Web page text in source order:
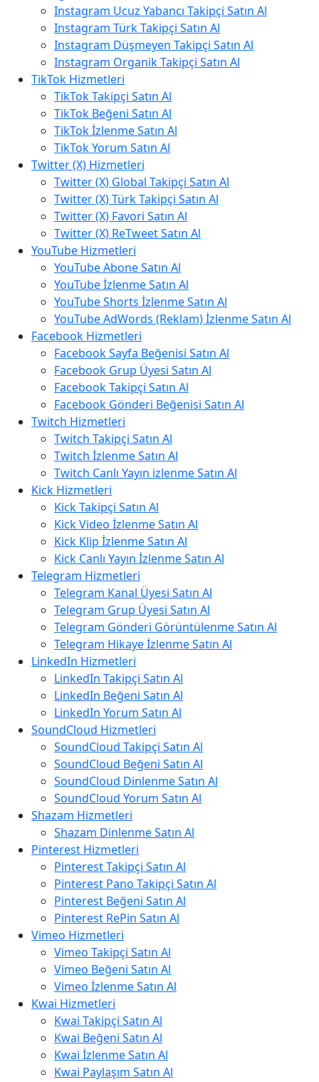
Instagram Ucuz Yabancı Takipçi Satın Al
Instagram Türk Takipçi Satın Al
Instagram Düşmeyen Takipçi Satın Al
Instagram Organik Takipçi Satın Al
TikTok Hizmetleri
TikTok Takipçi Satın Al
TikTok Beğeni Satın Al
TikTok İzlenme Satın Al
TikTok Yorum Satın Al
Twitter (X) Hizmetleri
Twitter (X) Global Takipçi Satın Al
Twitter (X) Türk Takipçi Satın Al
Twitter (X) Favori Satın Al
Twitter (X) ReTweet Satın Al
YouTube Hizmetleri
YouTube Abone Satın Al
YouTube İzlenme Satın Al
YouTube Shorts İzlenme Satın Al
YouTube AdWords (Reklam) İzlenme Satın Al
Facebook Hizmetleri
Facebook Sayfa Beğenisi Satın Al
Facebook Grup Üyesi Satın Al
Facebook Takipçi Satın Al
Facebook Gönderi Beğenisi Satın Al
Twitch Hizmetleri
Twitch Takipçi Satın Al
Twitch İzlenme Satın Al
Twitch Canlı Yayın izlenme Satın Al
Kick Hizmetleri
Kick Takipçi Satın Al
Kick Video İzlenme Satın Al
Kick Klip İzlenme Satın Al
Kick Canlı Yayın İzlenme Satın Al
Telegram Hizmetleri
Telegram Kanal Üyesi Satın Al
Telegram Grup Üyesi Satın Al
Telegram Gönderi Görüntülenme Satın Al
Telegram Hikaye İzlenme Satın Al
LinkedIn Hizmetleri
LinkedIn Takipçi Satın Al
LinkedIn Beğeni Satın Al
LinkedIn Yorum Satın Al
SoundCloud Hizmetleri
SoundCloud Takipçi Satın Al
SoundCloud Beğeni Satın Al
SoundCloud Dinlenme Satın Al
SoundCloud Yorum Satın Al
Shazam Hizmetleri
Shazam Dinlenme Satın Al
Pinterest Hizmetleri
Pinterest Takipçi Satın Al
Pinterest Pano Takipçi Satın Al
Pinterest Beğeni Satın Al
Pinterest RePin Satın Al
Vimeo Hizmetleri
Vimeo Takipçi Satın Al
Vimeo Beğeni Satın Al
Vimeo İzlenme Satın Al
Kwai Hizmetleri
Kwai Takipçi Satın Al
Kwai Beğeni Satın Al
Kwai İzlenme Satın Al
Kwai Paylaşım Satın Al